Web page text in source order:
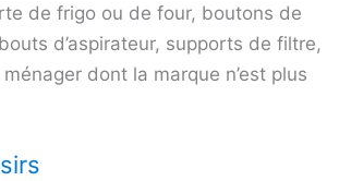
de frigo ou de four, boutons de
d’aspirateur, supports de filtre,
dont la marque n’est plus